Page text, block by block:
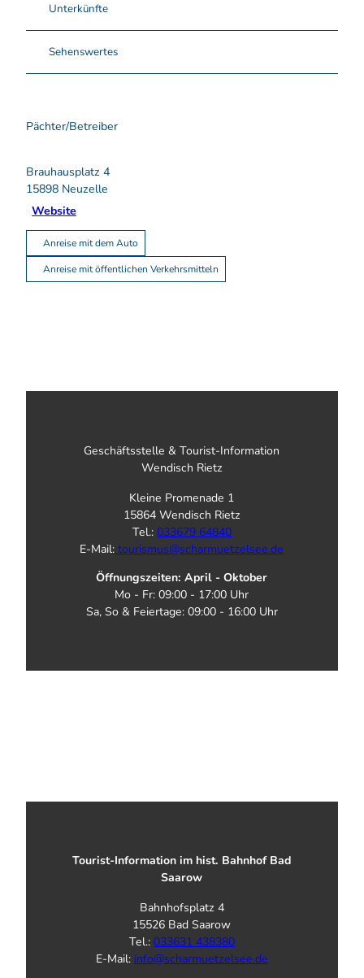
Unterkünfte
Sehenswertes
Pächter/Betreiber
Brauhausplatz 4
15898 Neuzelle
Website
Anreise mit dem Auto
Anreise mit öffentlichen Verkehrsmitteln
Geschäftsstelle & Tourist-Information
Wendisch Rietz
Kleine Promenade 1
15864 Wendisch Rietz
Tel.: 033679 64840
E-Mail: tourismus@scharmuetzelsee.de
Öffnungszeiten: April - Oktober
Mo - Fr: 09:00 - 17:00 Uhr
Sa, So & Feiertage: 09:00 - 16:00 Uhr
Tourist-Information im hist. Bahnhof Bad
Saarow
Bahnhofsplatz 4
15526 Bad Saarow
Tel.: 033631 438380
E-Mail: info@scharmuetzelsee.de